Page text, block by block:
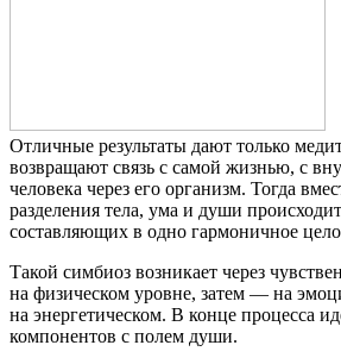
Отличные результаты дают только
возвращают связь с самой жизнью, с
человека через его организм. Тогда
разделения тела, ума и души
составляющих в одно гармоничное
Такой симбиоз возникает через
на физическом уровне, затем — на
на энергетическом. В конце процесса
компонентов с полем души.